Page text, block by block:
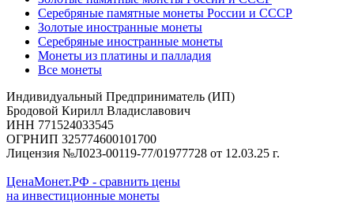
Серебряные памятные монеты России и СССР
Золотые иностранные монеты
Серебряные иностранные монеты
Монеты из платины и палладия
Все монеты
Индивидуальный Предприниматель (ИП)
Бродовой Кирилл Владиславович
ИНН 771524033545
ОГРНИП 325774600101700
Лицензия №Л023-00119-77/01977728 от 12.03.25 г.
ЦенаМонет.РФ - сравнить цены
на инвестиционные монеты